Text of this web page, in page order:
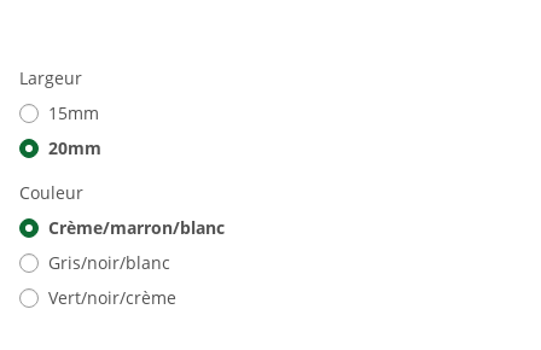
Largeur
15mm
20mm
Couleur
Crème/marron/blanc
Gris/noir/blanc
Vert/noir/crème